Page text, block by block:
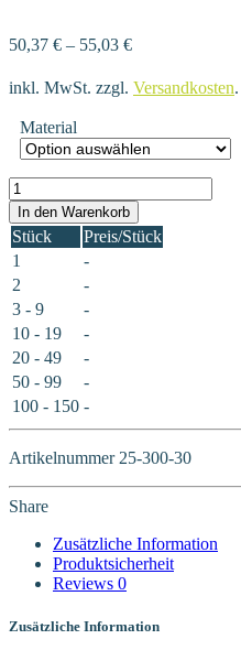
50,37 € – 55,03 €
inkl. MwSt. zzgl. Versandkosten.
Material
25-300-30 Menge
In den Warenkorb
Stück
Preis/Stück
1
-
2
-
3 - 9
-
10 - 19
-
20 - 49
-
50 - 99
-
100 - 150 -
Artikelnummer 25-300-30
Share
Zusätzliche Information
Produktsicherheit
Reviews 0
Zusätzliche Information